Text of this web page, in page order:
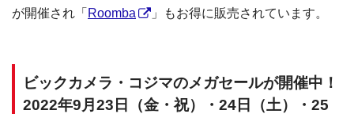
が開催され「 Roomba 」もお得に販売されています。
ビックカメラ・コジマのメガセールが開催中！
2022年9月23日（金・祝）・24日（土）・25